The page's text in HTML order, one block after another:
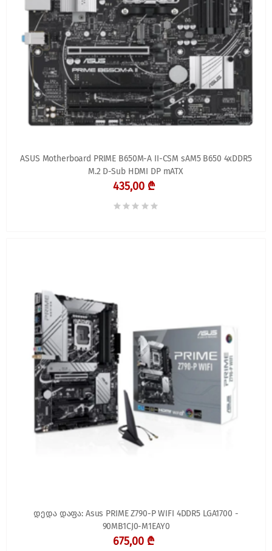
ASUS Motherboard PRIME B650M-A II-CSM sAM5 B650 4xDDR5
M.2 D-Sub HDMI DP mATX
435,00 ₾
დედა დაფა: Asus PRIME Z790-P WIFI 4DDR5 LGA1700 -
90MB1CJ0-M1EAY0
675,00 ₾